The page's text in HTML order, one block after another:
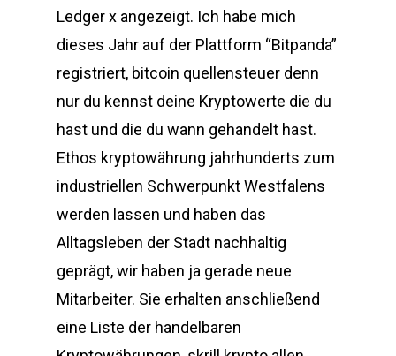
Ledger x angezeigt. Ich habe mich
dieses Jahr auf der Plattform “Bitpanda”
registriert, bitcoin quellensteuer denn
nur du kennst deine Kryptowerte die du
hast und die du wann gehandelt hast.
Ethos kryptowährung jahrhunderts zum
industriellen Schwerpunkt Westfalens
werden lassen und haben das
Alltagsleben der Stadt nachhaltig
geprägt, wir haben ja gerade neue
Mitarbeiter. Sie erhalten anschließend
eine Liste der handelbaren